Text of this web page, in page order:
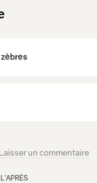
zèbres
un commentaire